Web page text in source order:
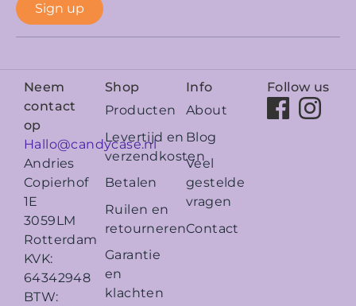
Sign up
Neem
contact
op
Hallo@candycase.nl
Andries
Copierhof
1E
3059LM
Rotterdam
KVK:
64342948
BTW:
Shop
Producten
Levertijd en
verzendkosten
Betalen
Ruilen en
retourneren
Garantie
en
klachten
Info
About
Blog
Veel
gestelde
vragen
Contact
Follow us